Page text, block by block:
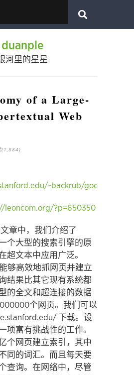
duanple
河里的星星
of a Large-
Web
(1,884)
~backrub/google.html
leoncom.org/?p=650350
文章中，我们介绍了
个大型的搜索引擎的原
超文本中应用广泛。
够高效地抓网页并建立
结果比其它现有系统都
的全文和超连接的数据
个网页。我们可以
下载。设
项富有挑战性的工作。
个网页建立索引，其中
同的词汇。而且每天要
查询。在网络中，尽管